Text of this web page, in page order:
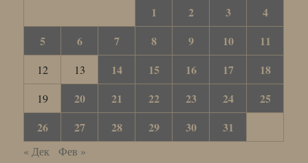
1
2 3
4
5
6 7 8 9 10 11
12 13 14 15 16 17 18
19 20 21 22 23 24
25
26
27 28 29 30 31
« Дек Фев »